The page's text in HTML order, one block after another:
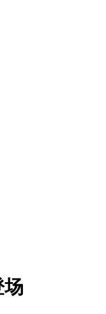
场